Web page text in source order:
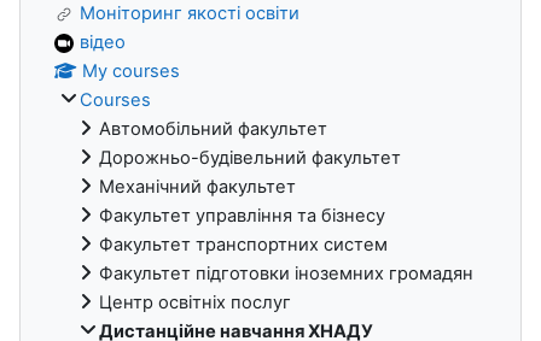
Моніторинг якості освіти
відео
My courses
Courses
Автомобільний факультет
Дорожньо-будівельний факультет
Механічний факультет
Факультет управління та бізнесу
Факультет транспортних систем
Факультет підготовки іноземних громадян
Центр освітніх послуг
Дистанційне навчання ХНАДУ